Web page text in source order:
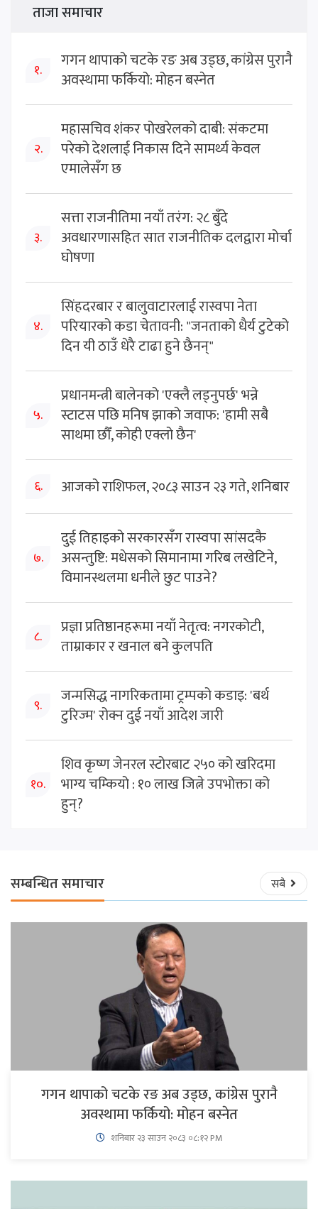
ताजा समाचार
१.
गगन थापाको चटके रङ अब उड्छ, कांग्रेस पुरानै
अवस्थामा फर्कियो: मोहन बस्नेत
२.
महासचिव शंकर पोखरेलको दाबी: संकटमा
परेको देशलाई निकास दिने सामर्थ्य केवल
एमालेसँग छ
३.
सत्ता राजनीतिमा नयाँ तरंग: २८ बुँदे
अवधारणासहित सात राजनीतिक दलद्वारा मोर्चा
घोषणा
४.
सिंहदरबार र बालुवाटारलाई रास्वपा नेता
परियारको कडा चेतावनी: "जनताको धैर्य टुटेको
दिन यी ठाउँ धेरै टाढा हुने छैनन्"
५.
प्रधानमन्त्री बालेनको 'एक्लै लड्नुपर्छ' भन्ने
स्टाटस पछि मनिष झाको जवाफ: 'हामी सबै
साथमा छौँ, कोही एक्लो छैन'
६. आजको राशिफल, २०८३ साउन २३ गते, शनिबार
७.
दुई तिहाइको सरकारसँग रास्वपा सांसदकै
असन्तुष्टि: मधेसको सिमानामा गरिब लखेटिने,
विमानस्थलमा धनीले छुट पाउने?
८.
प्रज्ञा प्रतिष्ठानहरूमा नयाँ नेतृत्व: नगरकोटी,
ताम्राकार र खनाल बने कुलपति
९.
जन्मसिद्ध नागरिकतामा ट्रम्पको कडाइ: 'बर्थ
टुरिज्म' रोक्न दुई नयाँ आदेश जारी
१०.
शिव कृष्ण जेनरल स्टोरबाट २५० को खरिदमा
भाग्य चम्कियो : १० लाख जित्ने उपभोक्ता को
हुन्?
सम्बन्धित समाचार सबै
गगन थापाको चटके रङ अब उड्छ, कांग्रेस पुरानै
अवस्थामा फर्कियो: मोहन बस्नेत
शनिबार २३ साउन २०८३ ०८:१२ PM